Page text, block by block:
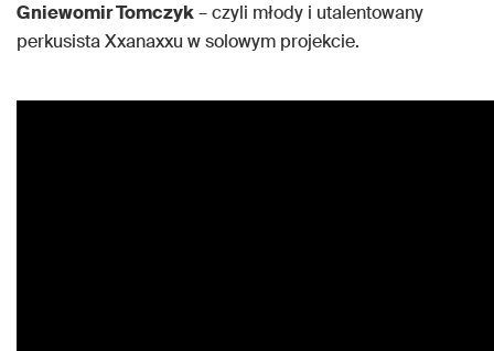
Gniewomir Tomczyk– czyli młody i utalentowany
perkusista Xxanaxxu w solowym projekcie.